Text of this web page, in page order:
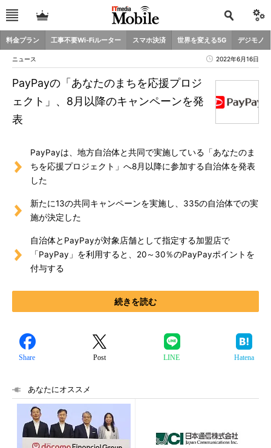
料金プラン 工事不要Wi-Fiルーター スマホ決済 世界を変える5G デジモノ
ニュース 2022年6月16日
PayPayの「あなたのまちを応援プロジ
ェクト」、8月以降のキャンペーンを発
表
PayPayは、地方自治体と共同で実施している「あなたのま
ちを応援プロジェクト」へ8月以降に参加する自治体を発表
した
新たに13の共同キャンペーンを実施し、335の自治体での実
施が決定した
自治体とPayPayが対象店舗として指定する加盟店で
「PayPay」を利用すると、20～30％のPayPayポイントを
付与する
続きを読む
Share Post LINE Hatena
あなたにオススメ